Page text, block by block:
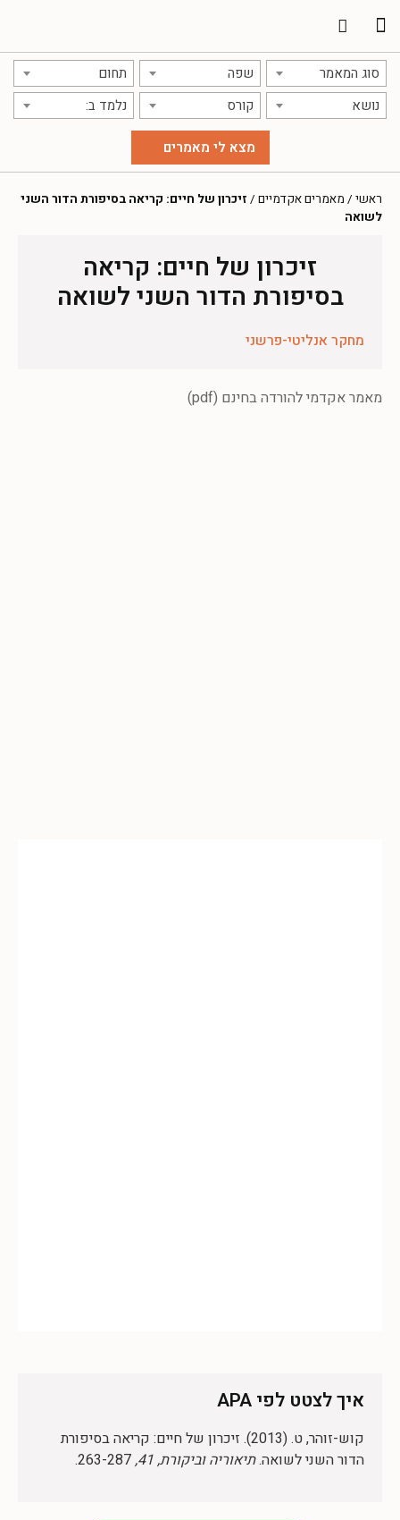
סוג המאמר שפה
תחום
נושא
קורס נלמד ב:
ראשי / מאמרים אקדמיים / זיכרון של חיים: קריאה בסיפורת הדור השני
לשואה
זיכרון של חיים: קריאה
בסיפורת הדור השני לשואה
מחקר אנליטי-פרשני
מאמר אקדמי להורדה בחינם (pdf)
איך לצטט לפי APA
קוש-זוהר, ט. (2013). זיכרון של חיים: קריאה בסיפורת
הדור השני לשואה.תיאוריה וביקורת, 41,